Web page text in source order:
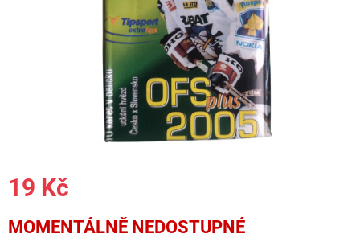
19 Kč
cena:
MOMENTÁLNĚ NEDOSTUPNÉ